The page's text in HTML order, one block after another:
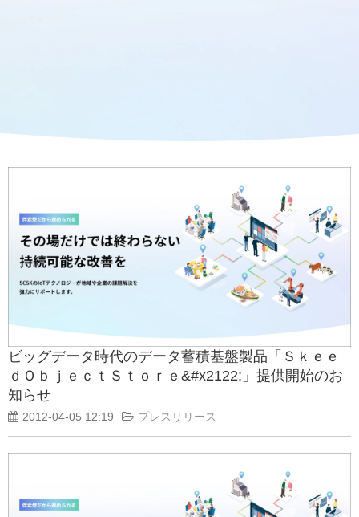
ビッグデータ時代のデータ蓄積基盤製品「Ｓｋｅｅ
ｄＯｂｊｅｃｔＳｔｏｒｅ&#x2122;」提供開始のお
知らせ
2012-04-05 12:19 プレスリリース